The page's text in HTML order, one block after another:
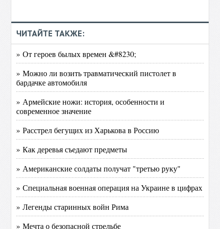
ЧИТАЙТЕ ТАКЖЕ:
» От героев былых времен &#8230;
» Можно ли возить травматический пистолет в
бардачке автомобиля
» Армейские ножи: история, особенности и
современное значение
» Расстрел бегущих из Харькова в Россию
» Как деревья съедают предметы
» Американские солдаты получат "третью руку"
» Специальная военная операция на Украине в цифрах
» Легенды старинных войн Рима
» Мечта о безопасной стрельбе